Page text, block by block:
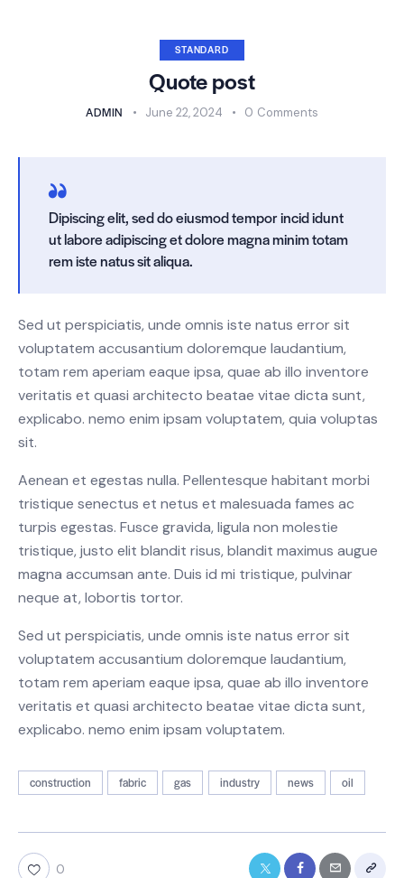
STANDARD
Quote post
ADMIN June 22, 2024 0 Comments
Dipiscing elit, sed do eiusmod tempor incid idunt
ut labore adipiscing et dolore magna minim totam
rem iste natus sit aliqua.
Sed ut perspiciatis, unde omnis iste natus error sit
voluptatem accusantium doloremque laudantium,
totam rem aperiam eaque ipsa, quae ab illo inventore
veritatis et quasi architecto beatae vitae dicta sunt,
explicabo. nemo enim ipsam voluptatem, quia voluptas
sit.
Aenean et egestas nulla. Pellentesque habitant morbi
tristique senectus et netus et malesuada fames ac
turpis egestas. Fusce gravida, ligula non molestie
tristique, justo elit blandit risus, blandit maximus augue
magna accumsan ante. Duis id mi tristique, pulvinar
neque at, lobortis tortor.
Sed ut perspiciatis, unde omnis iste natus error sit
voluptatem accusantium doloremque laudantium,
totam rem aperiam eaque ipsa, quae ab illo inventore
veritatis et quasi architecto beatae vitae dicta sunt,
explicabo. nemo enim ipsam voluptatem.
construction fabric gas industry news oil
0